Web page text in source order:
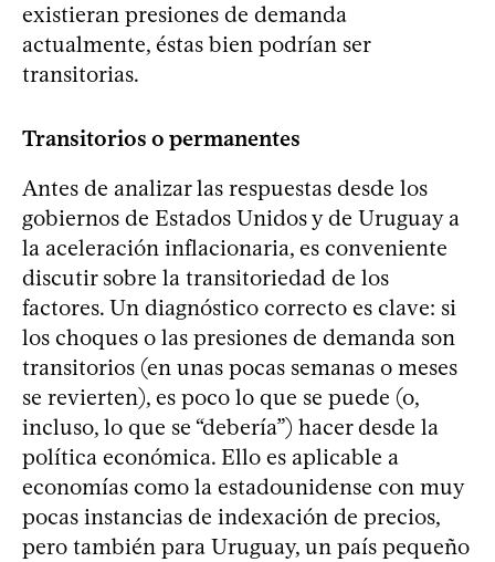
existieran presiones de demanda
actualmente, éstas bien podrían ser
transitorias.
Transitorios o permanentes
Antes de analizar las respuestas desde los
gobiernos de Estados Unidos y de Uruguay a
la aceleración inflacionaria, es conveniente
discutir sobre la transitoriedad de los
factores. Un diagnóstico correcto es clave: si
los choques o las presiones de demanda son
transitorios (en unas pocas semanas o meses
se revierten), es poco lo que se puede (o,
incluso, lo que se “debería”) hacer desde la
política económica. Ello es aplicable a
economías como la estadounidense con muy
pocas instancias de indexación de precios,
pero también para Uruguay, un país pequeño